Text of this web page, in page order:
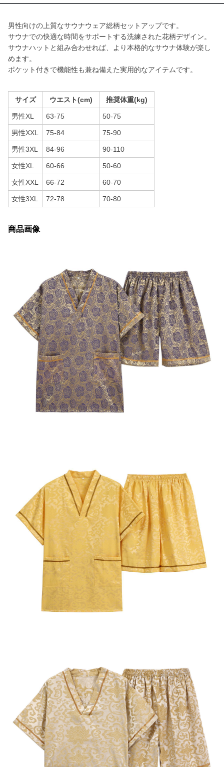
男性向けの上質なサウナウェア総柄セットアップです。
サウナでの快適な時間をサポートする洗練された花柄デザイン。
サウナハットと組み合わせれば、より本格的なサウナ体験が楽し
めます。
ポケット付きで機能性も兼ね備えた実用的なアイテムです。
サイズ ウエスト(cm) 推奨体重(kg)
男性XL 63-75 50-75
男性XXL 75-84 75-90
男性3XL 84-96 90-110
女性XL 60-66 50-60
女性XXL 66-72 60-70
女性3XL 72-78 70-80
商品画像